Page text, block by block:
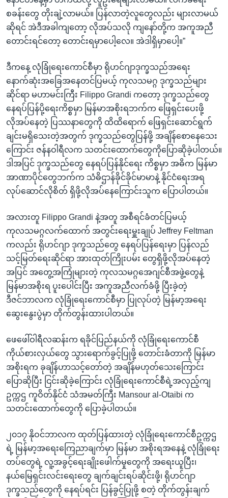
စခန်းတွေ တိုးချဲ့လာမယ်။ ပြန်လာတဲ့လူတွေလည်း များလာမယ်
ဆိုရင် အဲဒီအခါကျတော့ လိုအပ်သလို ကျနော်တို့က အကူအညီ
တောင်းရင်တော့ တောင်းရမှာပေါ့လေ။ အဲဒါရှိမှာပေါ့။”
ဒီကနေ့ လုံခြုံရေးကောင်စီမှာ ရိုဟင်ဂျာဒုက္ခသည်အရေး
နောက်ဆုံးအခြေအနေတင်ပြမယ့် ကုလသမဂ္ဂ ဒုက္ခသည်များ
ဆိုင်ရာ မဟာမင်းကြီး Filippo Grandi ကတော့ ဒုက္ခသည်တွေ
နေရပ်ပြန်ပို့ရေးကိစ္စမှာ မြန်မာအစိုးရဘက်က ဖြေရှင်းပေးဖို့
လိုအပ်နေတဲ့ ပြဿနာတွေကို ထိထိရောက် ဖြေရှင်းဆောင်ရွက်
ချင်းမရှိသေးတဲ့အတွက် ဒုက္ခသည်တွေပြန်ဖို့ အချိန်စောနေသေး
ကြောင်း ဇန်နဝါရီလက သတင်းထောက်တွေကိုပြောဆိုခဲ့ပါတယ်။
ဒါအပြင် ဒုက္ခသည်တွေ နေရပ်ပြန်နိုင်ရေး ကိစ္စမှာ အဓိက မြန်မာ
အာဏာပိုင်တွေဘက်က သံဓိဌာန်ခိုင်ခိုင်မာမာနဲ့ နိုင်ငံရေးအရ
လုပ်ဆောင်လိုစိတ် ရှိဖို့လိုအပ်နေကြောင်းသူက ပြောပါတယ်။
အလားတူ Filippo Grandi နဲ့အတူ အစီရင်ခံတင်ပြမယ့်
ကုလသမဂ္ဂလက်ထောက် အတွင်းရေးမှူးချုပ် Jeffrey Feltman
ကလည်း ရိုဟင်ဂျာ ဒုက္ခသည်တွေ နေရပ်ပြန်ရေးမှာ ပြန်လည်
သင့်မြတ်ရေးဆိုင်ရာ အားထုတ်ကြိုးပမ်း တွေရှိဖို့လိုအပ်နေတဲ့
အပြင် အတွေ့အကြုံများတဲ့ ကုလသမဂ္ဂအေဂျင်စီအဖွဲ့တွေနဲ့
မြန်မာအစိုးရ ပူးပေါင်းပြီး အကူအညီလက်ခံဖို့ ပြီးခဲ့တဲ့
ဒီဇင်ဘာလက လုံခြုံရေးကောင်စီမှာ ပြုလုပ်တဲ့ မြန်မာ့အရေး
ဆွေးနွေးပွဲမှာ တိုက်တွန်းထားပါတယ်။
ဖေဖေါ်ဝါရီလဆန်းက ရခိုင်ပြည်နယ်ကို လုံခြုံရေးကောင်စီ
ကိုယ်စားလှယ်တွေ သွားရောက်ခွင့်ပြုဖို့ တောင်းခံတာကို မြန်မာ
အစိုးရက ခုချိန်ဟာသင့်တော်တဲ့ အချိန်မဟုတ်သေးကြောင်း
ပြောဆိုပြီး ငြင်းဆိုခဲ့ကြောင်း လုံခြုံရေးကောင်စီရဲ့အလှည့်ကျ
ဥက္ကဌ ကူဝိတ်နိုင်ငံ သံအမတ်ကြီး Mansour al-Otaibi က
သတင်းထောက်တွေကို ပြောခဲ့ပါတယ်။
၂၀၁၇ နိုဝင်ဘာလက ထုတ်ပြန်ထားတဲ့ လုံခြုံရေးကောင်စီဥက္ကဌ
ရဲ့ မြန်မာ့အရေးကြေညာချက်မှာ မြန်မာ အစိုးရအနေနဲ့ လုံခြုံရေး
တပ်တွေရဲ့ လူ့အခွင့်ရေးချိုးဖေါက်မှုတွေကို အရေးယူပြီး၊
နယ်မြေရှင်းလင်းရေးတွေ ချက်ချင်းရပ်ဆိုင်းဖို့၊ ရိုဟင်ဂျာ
ဒုက္ခသည်တွေကို နေရပ်ရင်း ပြန်ခွင့်ပြုဖို့ စတဲ့ တိုက်တွန်းချက်